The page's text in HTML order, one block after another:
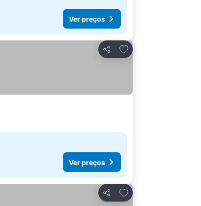
Ver preços
Partilhar
Adicionar aos favoritos
Ver preços
Partilhar
Adicionar aos favoritos